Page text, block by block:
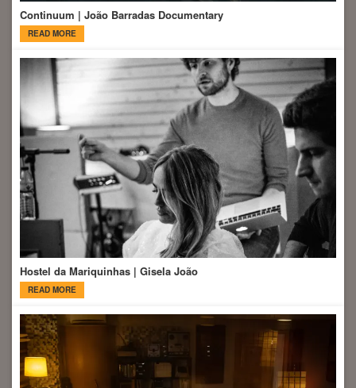
Continuum | João Barradas Documentary
READ MORE
Hostel da Mariquinhas | Gisela João
READ MORE